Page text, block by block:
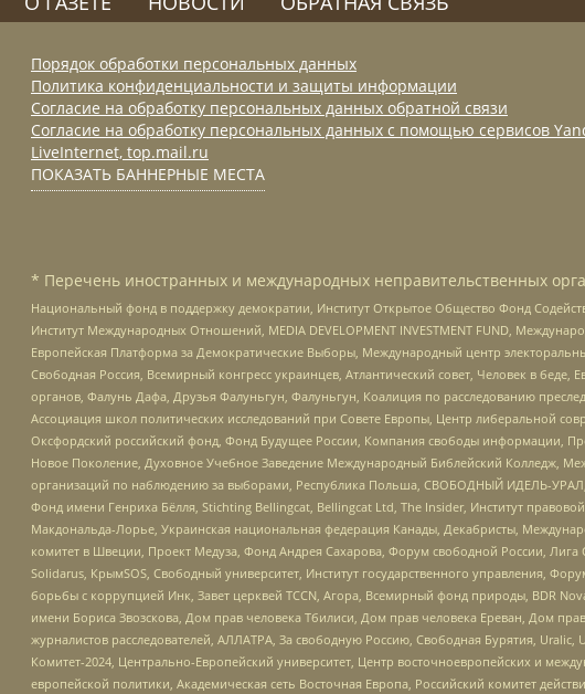
Порядок обработки персональных данных
Политика конфиденциальности и защиты информации
Согласие на обработку персональных данных обратной связи
Согласие на обработку персональных данных с помощью сервисов
LiveInternet, top.mail.ru
ПОКАЗАТЬ БАННЕРНЫЕ МЕСТА
* Перечень иностранных и международных неправительственных
Национальный фонд в поддержку демократии, Институт Открытое Общество Фонд
Институт Международных Отношений, MEDIA DEVELOPMENT INVESTMENT FUND,
Европейская Платформа за Демократические Выборы, Международный центр
Свободная Россия, Всемирный конгресс украинцев, Атлантический совет, Человек в
органов, Фалунь Дафа, Друзья Фалуньгун, Фалуньгун, Коалиция по расследованию
Ассоциация школ политических исследований при Совете Европы, Центр либеральной
Оксфордский российский фонд, Фонд Будущее России, Компания свободы информации,
Новое Поколение, Духовное Учебное Заведение Международный Библейский Колледж,
организаций по наблюдению за выборами, Республика Польша, СВОБОДНЫЙ ИДЕЛЬ-
Фонд имени Генриха Бёлля, Stichting Bellingcat, Bellingcat Ltd, The Insider, Институт
Макдональда-Лорье, Украинская национальная федерация Канады, Декабристы,
комитет в Швеции, Проект Медуза, Фонд Андрея Сахарова, Форум свободной России,
Solidarus, КрымSOS, Свободный университет, Институт государственного управления,
борьбы с коррупцией Инк, Завет церквей TCCN, Агора, Всемирный фонд природы, BDR
имени Бориса Звозскова, Дом прав человека Тбилиси, Дом прав человека Ереван, Дом
журналистов расследователей, АЛЛАТРА, За свободную Россию, Свободная Бурятия,
Комитет-2024, Центрально-Европейский университет, Центр восточноевропейских и
европейской политики, Академическая сеть Восточная Европа, Российский комитет